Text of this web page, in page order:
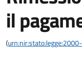
il
(